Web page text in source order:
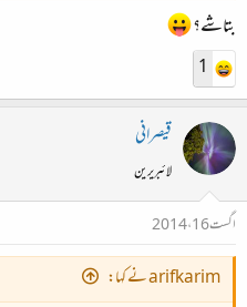
بتاشے؟
1
قیصرانی
لائبریرین
اگست 16، 2014
arifkarim نے کہا: